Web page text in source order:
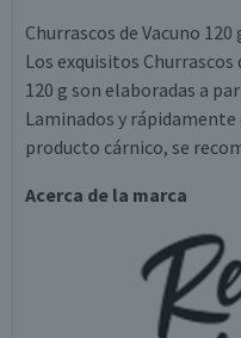
Churrascos de Vacuno 120
Los exquisitos Churrascos
120 g son elaboradas a
Laminados y
producto cárnico, se
Acerca de la marca